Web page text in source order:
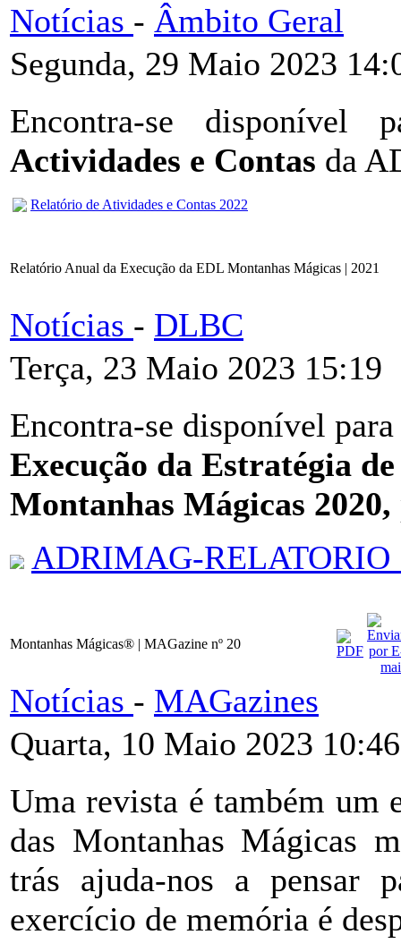
Notícias - Âmbito Geral
Segunda, 29 Maio 2023
Encontra-se
Actividades e Contas da
Relatório de Atividades e Contas 2022
Relatório Anual da Execução da EDL Montanhas Mágicas | 2021
Notícias - DLBC
Terça, 23 Maio 2023 15:19
Encontra-se disponível
Execução da Estratégia
Montanhas Mágicas 2020,
ADRIMAG-
Montanhas Mágicas® | MAGazine nº 20
Notícias - MAGazines
Quarta, 10 Maio 2023 10:46
Uma revista é também um
das Montanhas Mágicas
trás ajuda-nos a pensar
exercício de memória é